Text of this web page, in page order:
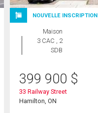
NOUVELLE INSCRIPTION
Maison
3 CAC , 2
SDB
399 900 $
33 Railway Street
Hamilton, ON